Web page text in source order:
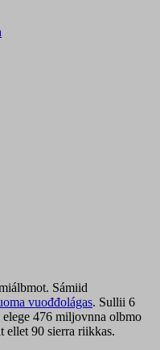
Sámiid
vuođđolágas. Sullii 6
elege 476 miljovnna olbmo
ellet 90 sierra riikkas.